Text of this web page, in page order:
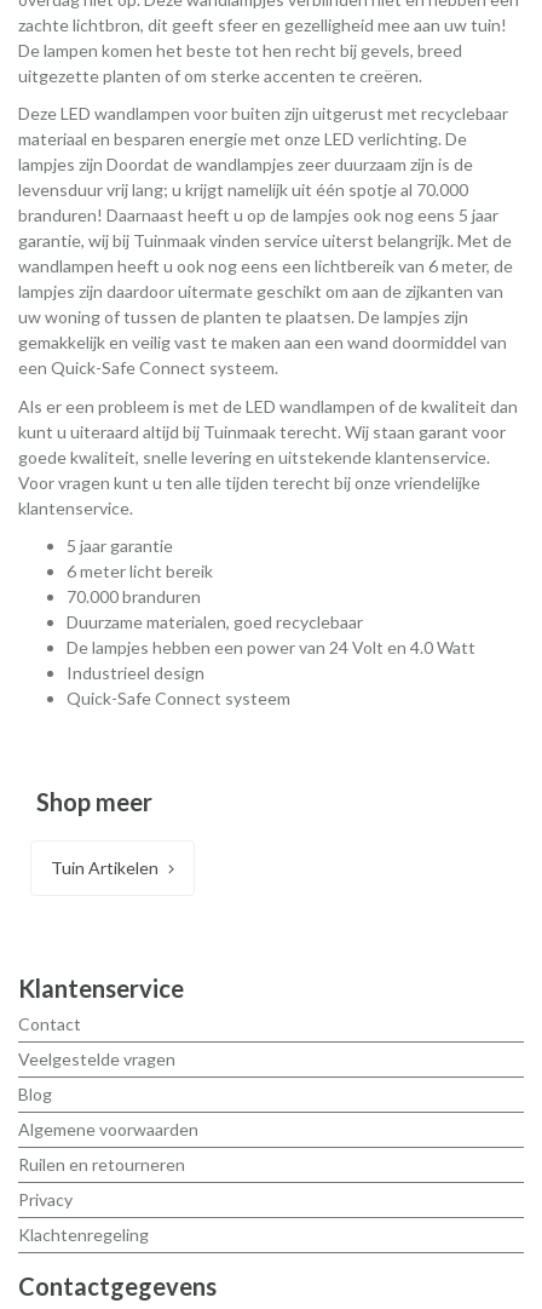
zachte lichtbron, dit geeft sfeer en gezelligheid mee aan uw tuin!
De lampen komen het beste tot hen recht bij gevels, breed
uitgezette planten of om sterke accenten te creëren.
Deze LED wandlampen voor buiten zijn uitgerust met recyclebaar
materiaal en besparen energie met onze LED verlichting. De
lampjes zijn Doordat de wandlampjes zeer duurzaam zijn is de
levensduur vrij lang; u krijgt namelijk uit één spotje al 70.000
branduren! Daarnaast heeft u op de lampjes ook nog eens 5 jaar
garantie, wij bij Tuinmaak vinden service uiterst belangrijk. Met de
wandlampen heeft u ook nog eens een lichtbereik van 6 meter, de
lampjes zijn daardoor uitermate geschikt om aan de zijkanten van
uw woning of tussen de planten te plaatsen. De lampjes zijn
gemakkelijk en veilig vast te maken aan een wand doormiddel van
een Quick-Safe Connect systeem.
Als er een probleem is met de LED wandlampen of de kwaliteit dan
kunt u uiteraard altijd bij Tuinmaak terecht. Wij staan garant voor
goede kwaliteit, snelle levering en uitstekende klantenservice.
Voor vragen kunt u ten alle tijden terecht bij onze vriendelijke
klantenservice.
5 jaar garantie
6 meter licht bereik
70.000 branduren
Duurzame materialen, goed recyclebaar
De lampjes hebben een power van 24 Volt en 4.0 Watt
Industrieel design
Quick-Safe Connect systeem
Shop meer
Tuin Artikelen
Klantenservice
Contact
Veelgestelde vragen
Blog
Algemene voorwaarden
Ruilen en retourneren
Privacy
Klachtenregeling
Contactgegevens